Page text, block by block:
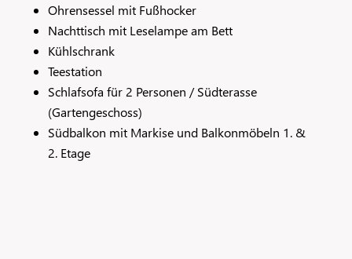
Ohrensessel mit Fußhocker
Nachttisch mit Leselampe am Bett
Kühlschrank
Teestation
Schlafsofa für 2 Personen / Südterasse
(Gartengeschoss)
Südbalkon mit Markise und Balkonmöbeln 1. &
2. Etage